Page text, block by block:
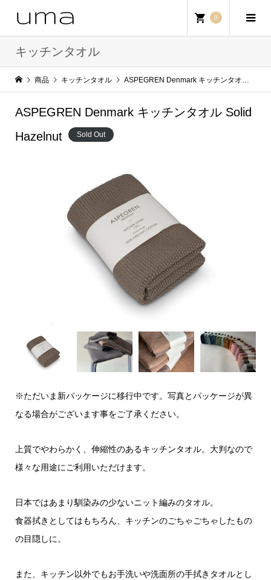
0
キッチンタオル
商品 キッチンタオル ASPEGREN Denmark キッチンタオル Solid Hazelnut
ASPEGREN Denmark キッチンタオル Solid
Hazelnut
Sold Out
※ただいま新パッケージに移行中です。写真とパッケージが異
なる場合がございます事をご了承ください。
上質でやわらかく、伸縮性のあるキッチンタオル。大判なので
様々な用途にご利用いただけます。
日本ではあまり馴染みの少ないニット編みのタオル。
食器拭きとしてはもちろん、キッチンのごちゃごちゃしたもの
の目隠しに。
また、キッチン以外でもお手洗いや洗面所の手拭きタオルとし